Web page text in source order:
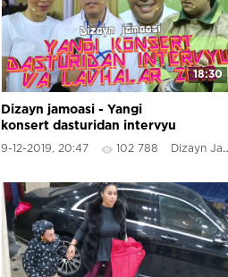
18:30
Dizayn jamoasi - Yangi
konsert dasturidan intervyu
va lavhalar 2019
9-12-2019, 20:47 102 788 Dizayn Jamoasi